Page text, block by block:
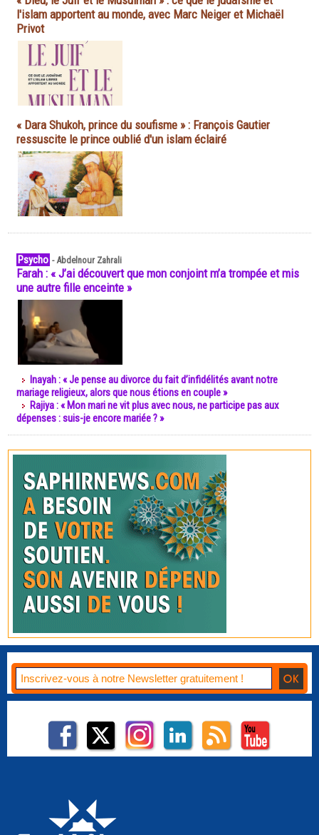
l'islam apportent au monde, avec Marc Neiger et Michaël
Privot
« Dara Shukoh, prince du soufisme » : François Gautier
ressuscite le prince oublié d'un islam éclairé
Psycho -Abdelnour Zahrali
Farah : « J’ai découvert que mon conjoint m’a trompée et mis
une autre fille enceinte »
Inayah : « Je pense au divorce du fait d’infidélités avant notre
mariage religieux, alors que nous étions en couple »
Rajiya : « Mon mari ne vit plus avec nous, ne participe pas aux
dépenses : suis-je encore mariée ? »